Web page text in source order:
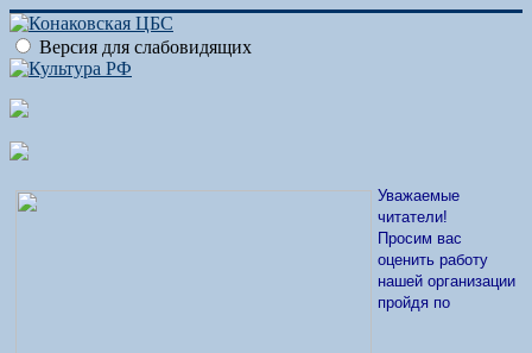
Версия для слабовидящих
Уважаемые
читатели!
Просим вас
оценить работу
нашей организации
пройдя по